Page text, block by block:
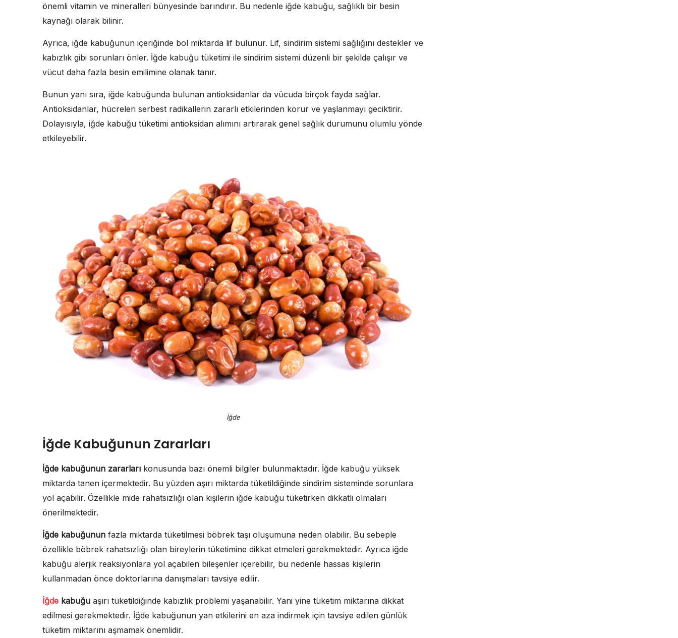
önemli vitamin ve mineralleri bünyesinde barındırır. Bu nedenle iğde kabuğu, sağlıklı bir besin
kaynağı olarak bilinir.
Ayrıca, iğde kabuğunun içeriğinde bol miktarda lif bulunur. Lif, sindirim sistemi sağlığını destekler ve
kabızlık gibi sorunları önler. İğde kabuğu tüketimi ile sindirim sistemi düzenli bir şekilde çalışır ve
vücut daha fazla besin emilimine olanak tanır.
Bunun yanı sıra, iğde kabuğunda bulunan antioksidanlar da vücuda birçok fayda sağlar.
Antioksidanlar, hücreleri serbest radikallerin zararlı etkilerinden korur ve yaşlanmayı geciktirir.
Dolayısıyla, iğde kabuğu tüketimi antioksidan alımını artırarak genel sağlık durumunu olumlu yönde
etkileyebilir.
İğde
İğde Kabuğunun Zararları
İğde kabuğunun zararları konusunda bazı önemli bilgiler bulunmaktadır. İğde kabuğu yüksek
miktarda tanen içermektedir. Bu yüzden aşırı miktarda tüketildiğinde sindirim sisteminde sorunlara
yol açabilir. Özellikle mide rahatsızlığı olan kişilerin iğde kabuğu tüketirken dikkatli olmaları
önerilmektedir.
İğde kabuğunun fazla miktarda tüketilmesi böbrek taşı oluşumuna neden olabilir. Bu sebeple
özellikle böbrek rahatsızlığı olan bireylerin tüketimine dikkat etmeleri gerekmektedir. Ayrıca iğde
kabuğu alerjik reaksiyonlara yol açabilen bileşenler içerebilir, bu nedenle hassas kişilerin
kullanmadan önce doktorlarına danışmaları tavsiye edilir.
İğde kabuğu aşırı tüketildiğinde kabızlık problemi yaşanabilir. Yani yine tüketim miktarına dikkat
edilmesi gerekmektedir. İğde kabuğunun yan etkilerini en aza indirmek için tavsiye edilen günlük
tüketim miktarını aşmamak önemlidir.